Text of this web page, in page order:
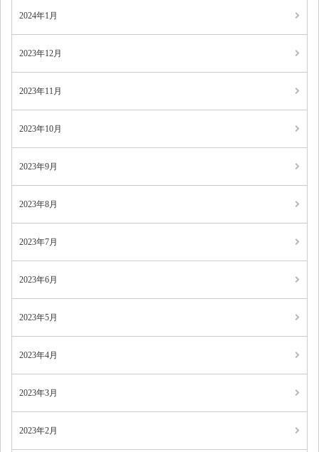
2024年1月
2023年12月
2023年11月
2023年10月
2023年9月
2023年8月
2023年7月
2023年6月
2023年5月
2023年4月
2023年3月
2023年2月